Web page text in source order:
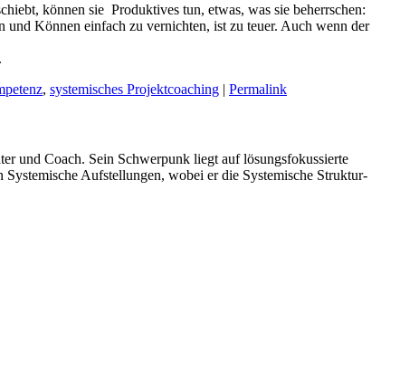
können sie Produktives tun, etwas, was sie beherrschen:
und Können einfach zu vernichten, ist zu teuer. Auch wenn der
, systemisches Projektcoaching | Permalink
und Coach. Sein Schwerpunk liegt auf lösungsfokussierte
Aufstellungen, wobei er die Systemische Struktur-